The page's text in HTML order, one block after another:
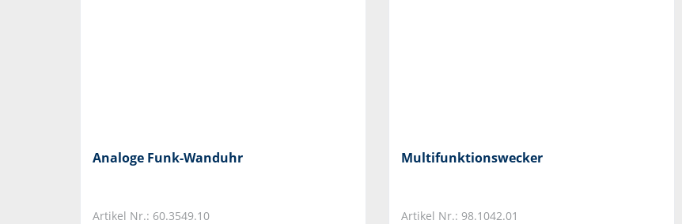
Analoge Funk-Wanduhr
Artikel Nr.: 60.3549.10
Multifunktionswecker
Artikel Nr.: 98.1042.01